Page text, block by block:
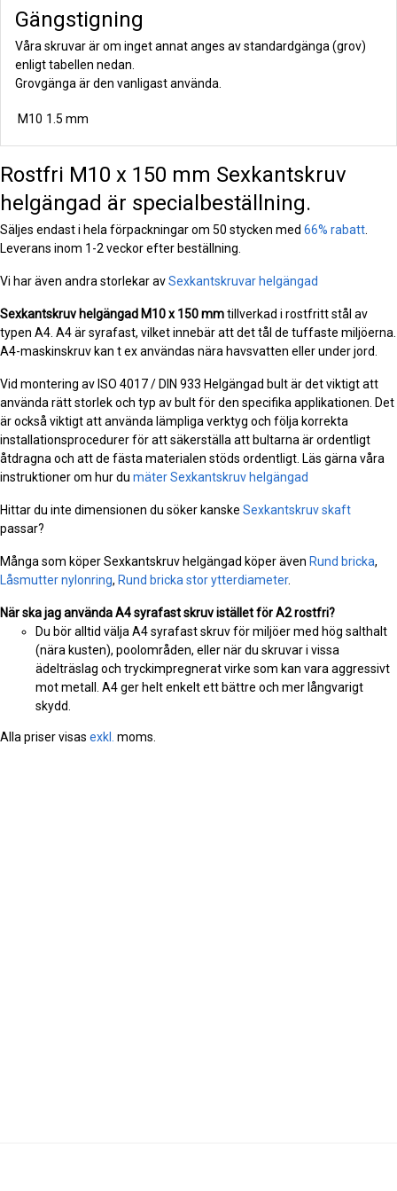
Gängstigning
Våra skruvar är om inget annat anges av standardgänga (grov)
enligt tabellen nedan.
Grovgänga är den vanligast använda.
M10 1.5 mm
Rostfri M10 x 150 mm Sexkantskruv
helgängad är specialbeställning.
Säljes endast i hela förpackningar om 50 stycken med 66% rabatt.
Leverans inom 1-2 veckor efter beställning.
Vi har även andra storlekar avSexkantskruvar helgängad
Sexkantskruv helgängad M10 x 150 mmtillverkad i rostfritt stål av
typen A4. A4 är syrafast, vilket innebär att det tål de tuffaste miljöerna.
A4-maskinskruv kan t ex användas nära havsvatten eller under jord.
Vid montering av ISO 4017 / DIN 933 Helgängad bult är det viktigt att
använda rätt storlek och typ av bult för den specifika applikationen. Det
är också viktigt att använda lämpliga verktyg och följa korrekta
installationsprocedurer för att säkerställa att bultarna är ordentligt
åtdragna och att de fästa materialen stöds ordentligt. Läs gärna våra
instruktioner om hur du mäter Sexkantskruv helgängad
Hittar du inte dimensionen du söker kanske Sexkantskruv skaft
passar?
Många som köper Sexkantskruv helgängad köper även Rund bricka,
Låsmutter nylonring, Rund bricka stor ytterdiameter.
När ska jag använda A4 syrafast skruv istället för A2 rostfri?
Du bör alltid välja A4 syrafast skruv för miljöer med hög salthalt
(nära kusten), poolområden, eller när du skruvar i vissa
ädelträslag och tryckimpregnerat virke som kan vara aggressivt
mot metall. A4 ger helt enkelt ett bättre och mer långvarigt
skydd.
Alla priser visas exkl. moms.